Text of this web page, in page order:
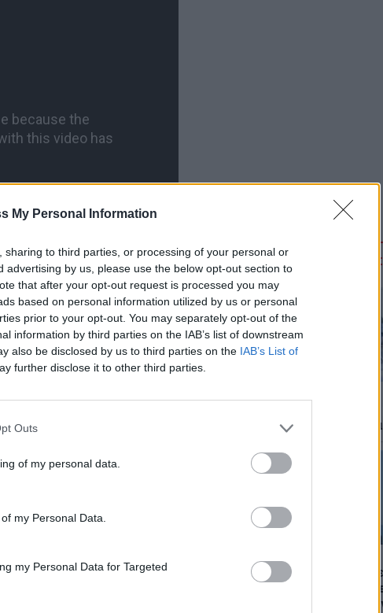
My Personal Information
sharing to third parties, or processing of your personal or
advertising by us, please use the below opt-out section to
that after your opt-out request is processed you may
based on personal information utilized by us or personal
prior to your opt-out. You may separately opt-out of the
information by third parties on the IAB’s list of downstream
also be disclosed by us to third parties on the IAB’s List of
further disclose it to other third parties.
Outs
of my personal data.
my Personal Data.
my Personal Data for Targeted
Πουέρτο Ρίκο: Διανομή
εν μέσω παρατεταμένης
Φωτιά στο Ρέθυμνο: Οι
«ήρωες της θάλασσας» που
τους έσωσαν πάνω από 100